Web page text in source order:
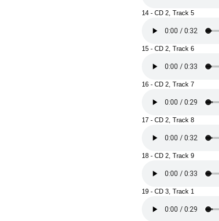
14 - CD 2, Track 5
15 - CD 2, Track 6
16 - CD 2, Track 7
17 - CD 2, Track 8
18 - CD 2, Track 9
19 - CD 3, Track 1